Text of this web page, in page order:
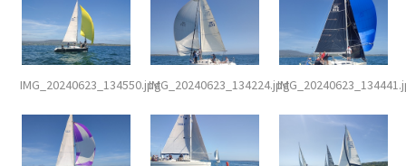
IMG_20240623_134550.jpgIMG_20240623_134224.jpg